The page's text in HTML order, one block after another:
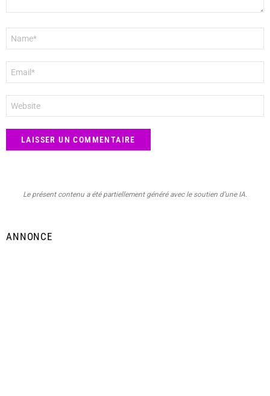
mail
*
web
Le présent contenu a été partiellement généré avec le soutien d’une IA.
ANNONCE